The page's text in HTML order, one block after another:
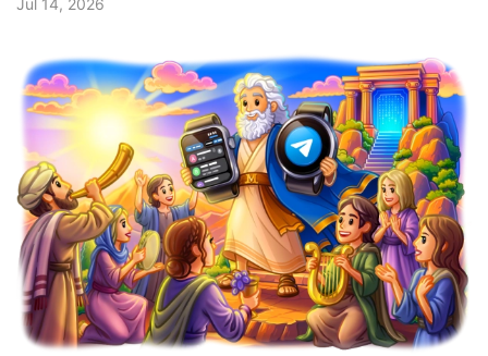
Jul 14, 2026